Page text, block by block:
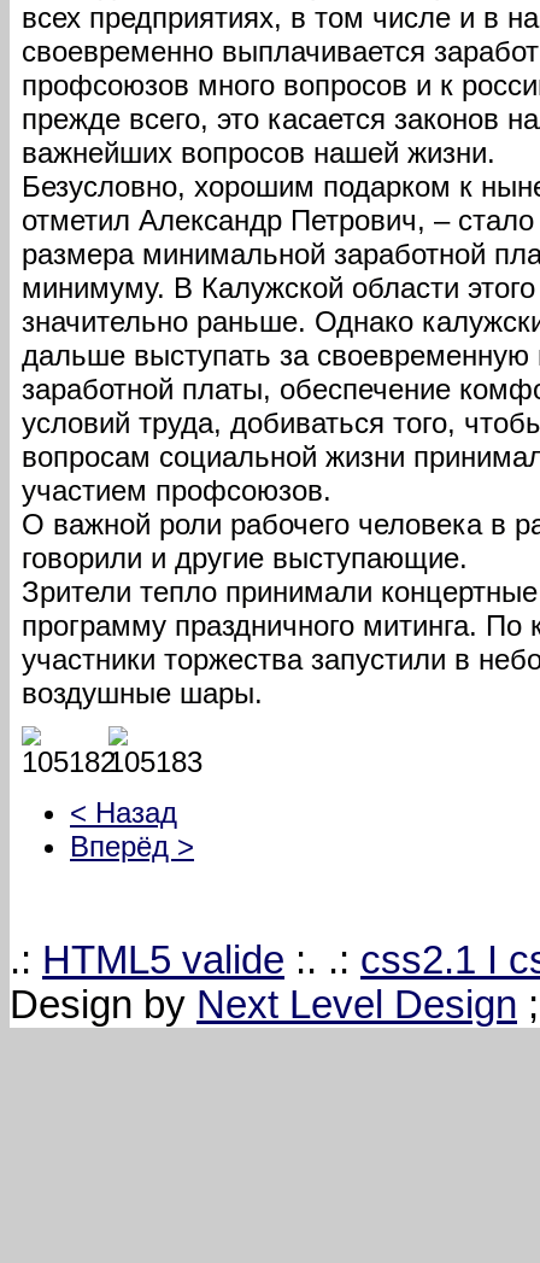
всех предприятиях, в том числе и в
своевременно выплачивается
профсоюзов много вопросов и к
прежде всего, это касается законов
важнейших вопросов нашей жизни.
Безусловно, хорошим подарком к
отметил Александр Петрович, –
размера минимальной заработной
минимуму. В Калужской области
значительно раньше. Однако
дальше выступать за своевременную
заработной платы, обеспечение
условий труда, добиваться того,
вопросам социальной жизни
участием профсоюзов.
О важной роли рабочего человека в
говорили и другие выступающие.
Зрители тепло принимали
программу праздничного митинга. По
участники торжества запустили в
воздушные шары.
< Назад
Вперёд >
.: HTML5 valide :. .: css2.1 I
Design by Next Level Design